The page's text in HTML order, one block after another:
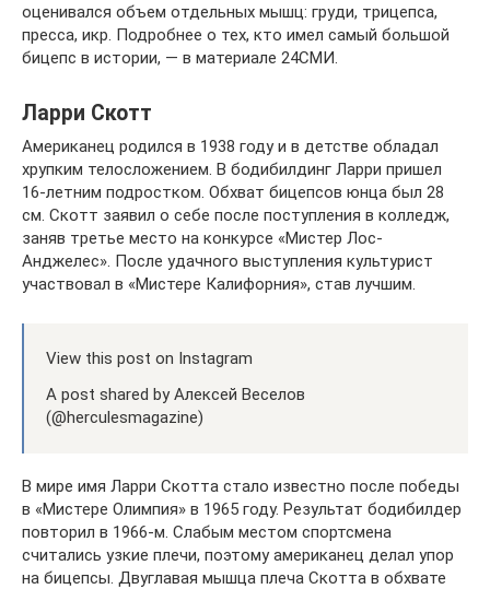
оценивался объем отдельных мышц: груди, трицепса,
пресса, икр. Подробнее о тех, кто имел самый большой
бицепс в истории, — в материале 24СМИ.
Ларри Скотт
Американец родился в 1938 году и в детстве обладал
хрупким телосложением. В бодибилдинг Ларри пришел
16-летним подростком. Обхват бицепсов юнца был 28
см. Скотт заявил о себе после поступления в колледж,
заняв третье место на конкурсе «Мистер Лос-
Анджелес». После удачного выступления культурист
участвовал в «Мистере Калифорния», став лучшим.
View this post on Instagram
A post shared by Алексей Веселов
(@herculesmagazine)
В мире имя Ларри Скотта стало известно после победы
в «Мистере Олимпия» в 1965 году. Результат бодибилдер
повторил в 1966-м. Слабым местом спортсмена
считались узкие плечи, поэтому американец делал упор
на бицепсы. Двуглавая мышца плеча Скотта в обхвате